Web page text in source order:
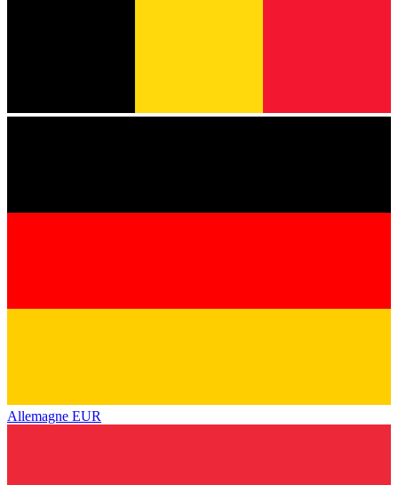
Allemagne EUR